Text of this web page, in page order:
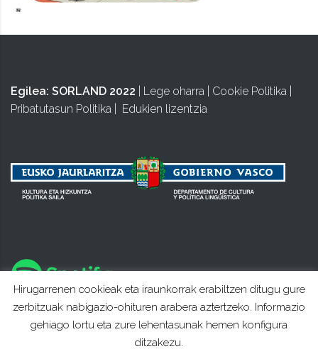
Egilea: SORLAND 2022 Lege oharra Cookie Politika
Pribatutasun Politika
Edukien lizentzia
Hirugarrenen cookieak eta iraunkorrak erabiltzen ditugu gure
zerbitzuak nabigazio-ohituren arabera aztertzeko. Informazio
gehiago lortu eta zure lehentasunak hemen konfigura
ditzakezu.